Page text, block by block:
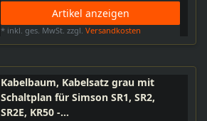
Artikel anzeigen
* inkl. ges. MwSt. zzgl.Versandkosten
Kabelbaum, Kabelsatz grau mit
Schaltplan für Simson SR1, SR2,
SR2E, KR50 -